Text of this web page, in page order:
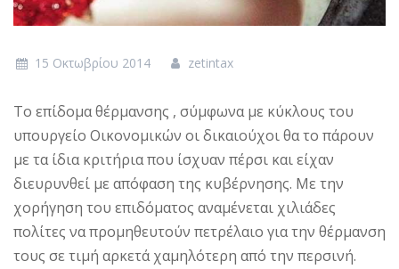
15 Οκτωβρίου 2014 zetintax
Το επίδομα θέρμανσης , σύμφωνα με κύκλους του
υπουργείο Οικονομικών οι δικαιούχοι θα το πάρουν
με τα ίδια κριτήρια που ίσχυαν πέρσι και είχαν
διευρυνθεί με απόφαση της κυβέρνησης. Με την
χορήγηση του επιδόματος αναμένεται χιλιάδες
πολίτες να προμηθευτούν πετρέλαιο για την θέρμανση
τους σε τιμή αρκετά χαμηλότερη από την περσινή.